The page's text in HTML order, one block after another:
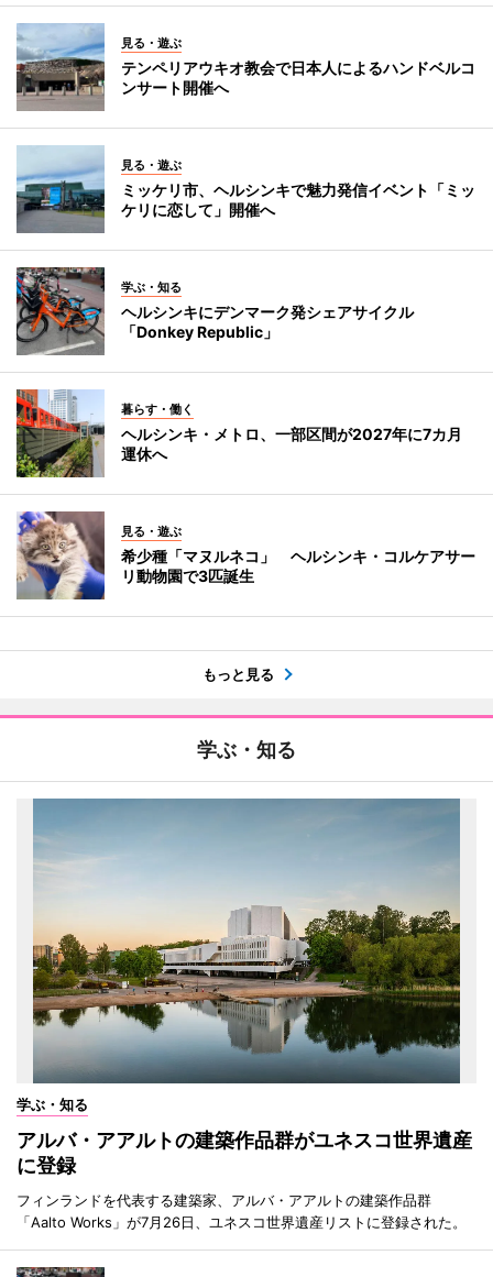
見る・遊ぶ
テンペリアウキオ教会で日本人によるハンドベルコ
ンサート開催へ
見る・遊ぶ
ミッケリ市、ヘルシンキで魅力発信イベント「ミッ
ケリに恋して」開催へ
学ぶ・知る
ヘルシンキにデンマーク発シェアサイクル
「Donkey Republic」
暮らす・働く
ヘルシンキ・メトロ、一部区間が2027年に7カ月
運休へ
見る・遊ぶ
希少種「マヌルネコ」 ヘルシンキ・コルケアサー
リ動物園で3匹誕生
もっと見る
学ぶ・知る
学ぶ・知る
アルバ・アアルトの建築作品群がユネスコ世界遺産
に登録
フィンランドを代表する建築家、アルバ・アアルトの建築作品群
「Aalto Works」が7月26日、ユネスコ世界遺産リストに登録された。